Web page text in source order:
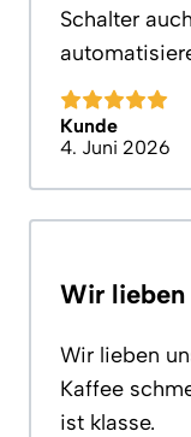
Schalter
Kunde
4. Juni 2026
Wir
Wir lieben
Kaffee
ist klasse.